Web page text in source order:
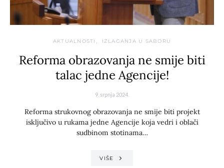
AKTUALNOSTI IZLAGANJA U SABORU
Reforma obrazovanja ne smije biti
talac jedne Agencije!
9. srpnja 2024.
Reforma strukovnog obrazovanja ne smije biti projekt
isključivo u rukama jedne Agencije koja vedri i oblači
sudbinom stotinama…
VIŠE